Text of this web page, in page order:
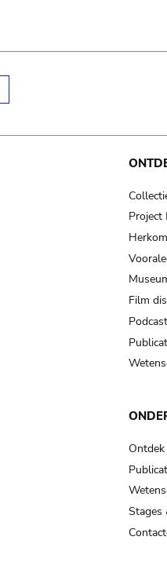
Project
Film
Stages